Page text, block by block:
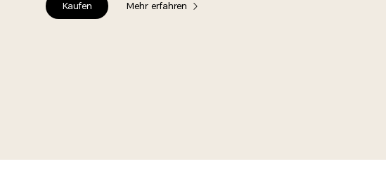
Kaufen Mehr erfahren